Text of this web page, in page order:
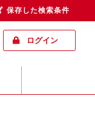
ログイン
保存した検索条件